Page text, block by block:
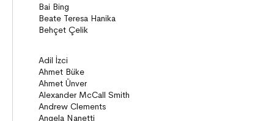
Behiç Ak Yetişkin Kitapları
Öykü